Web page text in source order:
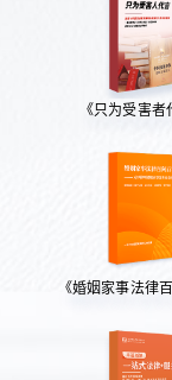
《只为受害者
《婚姻家事法律